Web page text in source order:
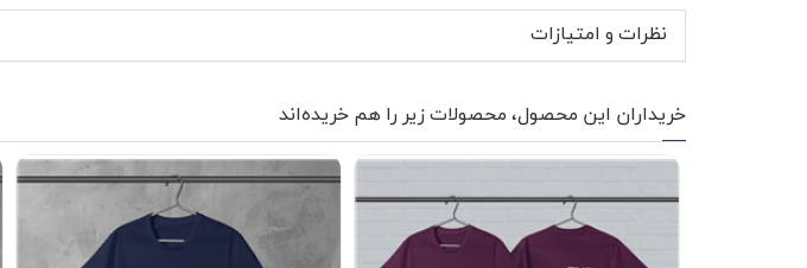
دوخت تمیز و فرم مناسب روی بدن
بدون آب رفت در صورت شستشوی صحیح
مناسب استفاده مشترک برای خانم ها و آقایان
مختلف کاربرد داشته باشد. در تابستان می‌توان آن را با شلوارک یا جین روشن پوشید و
لباس به عبور جریان هوا کمک می‌کند و برای استفاده طولانی در بیرون از خانه یا حتی
خود را حفظ می‌کند و کشباف آن باعث می‌شود لباس ظاهر مرتب‌تری داشته باشد.
👕 موارد استفاده و استایل پیشنهادی
نظرات و امتیازات
خریداران این محصول، محصولات زیر را هم خریده‌اند